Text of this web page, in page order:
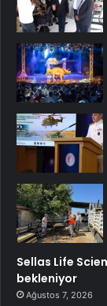
Sellas Life
bekleniyor
Ağustos 7, 2026